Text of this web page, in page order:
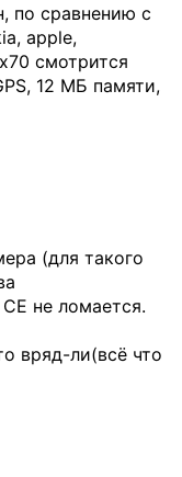
по сравнению с
apple,
смотрится
12 МБ памяти,
(для такого
не ломается.
вряд-ли(всё что